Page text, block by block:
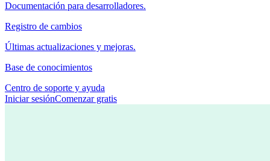
Documentación para desarrolladores.
Registro de cambios
Últimas actualizaciones y mejoras.
Base de conocimientos
Centro de soporte y ayuda
Iniciar sesiónComenzar gratis